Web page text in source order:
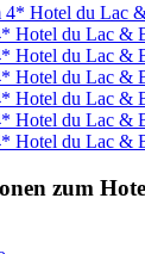
4* Hotel du Lac
Hotel du Lac &
Hotel du Lac &
Hotel du Lac &
Hotel du Lac &
Hotel du Lac &
Hotel du Lac &
zum